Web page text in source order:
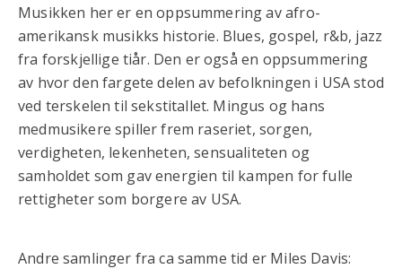
Musikken her er en oppsummering av afro-
amerikansk musikks historie. Blues, gospel, r&b, jazz
fra forskjellige tiår. Den er også en oppsummering
av hvor den fargete delen av befolkningen i USA stod
ved terskelen til sekstitallet. Mingus og hans
medmusikere spiller frem raseriet, sorgen,
verdigheten, lekenheten, sensualiteten og
samholdet som gav energien til kampen for fulle
rettigheter som borgere av USA.
Andre samlinger fra ca samme tid er Miles Davis: